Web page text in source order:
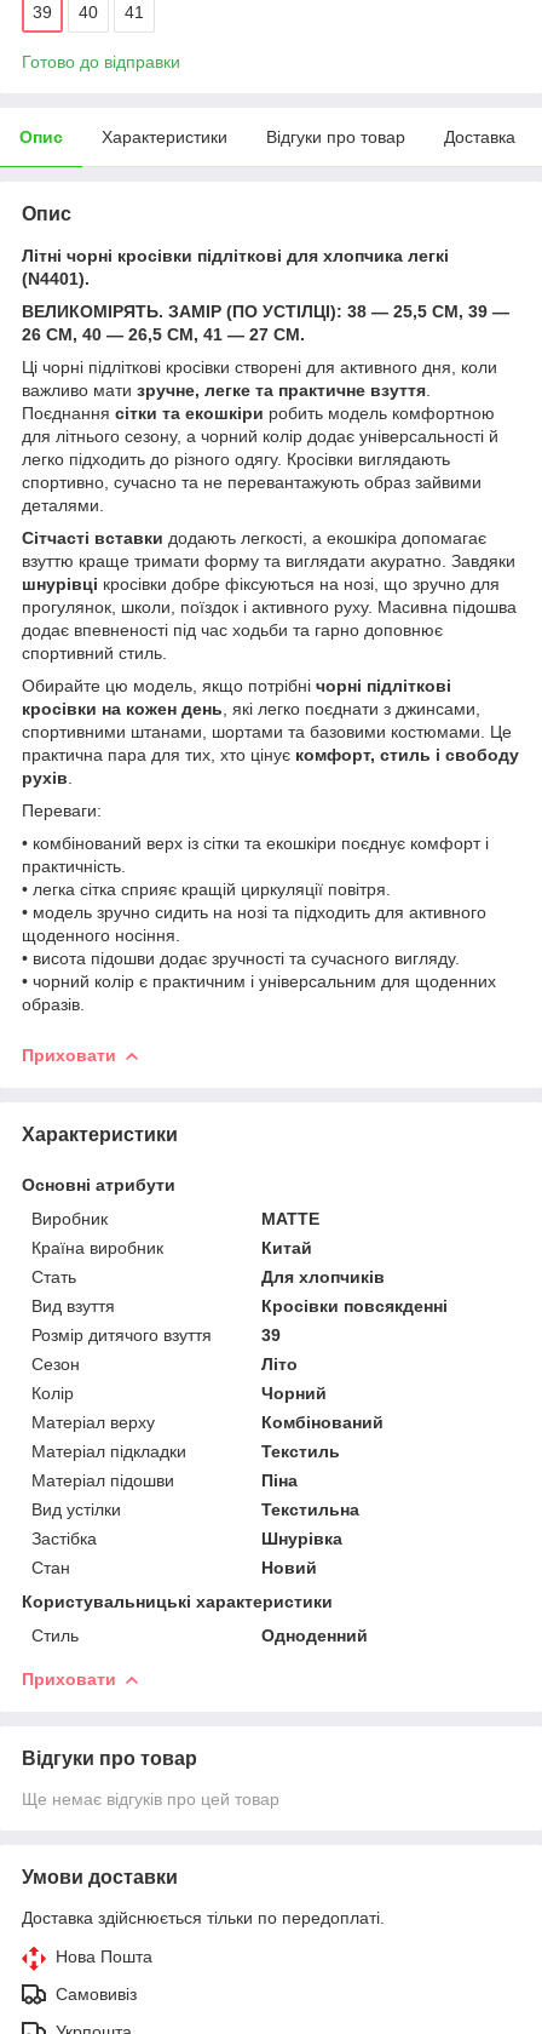
39 40 41
Готово до відправки
Опис Характеристики Відгуки про товар Доставка
Опис
Літні чорні кросівки підліткові для хлопчика легкі
(N4401).
ВЕЛИКОМІРЯТЬ. ЗАМІР (ПО УСТІЛЦІ): 38 — 25,5 СМ, 39 —
26 СМ, 40 — 26,5 СМ, 41 — 27 СМ.
Ці чорні підліткові кросівки створені для активного дня, коли
важливо мати зручне, легке та практичне взуття
Поєднання сітки та екошкіри робить модель комфортною
для літнього сезону, а чорний колір додає універсальності й
легко підходить до різного одягу. Кросівки виглядають
спортивно, сучасно та не перевантажують образ зайвими
деталями.
Сітчасті вставки додають легкості, а екошкіра допомагає
взуттю краще тримати форму та виглядати акуратно. Завдяки
шнурівці кросівки добре фіксуються на нозі, що зручно для
прогулянок, школи, поїздок і активного руху. Масивна підошва
додає впевненості під час ходьби та гарно доповнює
спортивний стиль.
Обирайте цю модель, якщо потрібні чорні підліткові
кросівки на кожен день , які легко поєднати з джинсами,
спортивними штанами, шортами та базовими костюмами. Це
практична пара для тих, хто цінує комфорт, стиль і свободу
рухів
Переваги:
• комбінований верх із сітки та екошкіри поєднує комфорт і
практичність.
• легка сітка сприяє кращій циркуляції повітря.
• модель зручно сидить на нозі та підходить для активного
щоденного носіння.
• висота підошви додає зручності та сучасного вигляду.
• чорний колір є практичним і універсальним для щоденних
образів.
Приховати
Характеристики
Основні атрибути
Виробник
MATTE
Країна виробник
Китай
Стать
Для хлопчиків
Вид взуття
Кросівки повсякденні
Розмір дитячого взуття
39
Сезон
Літо
Колір
Чорний
Матеріал верху
Комбінований
Матеріал підкладки
Текстиль
Матеріал підошви
Піна
Вид устілки
Текстильна
Застібка
Шнурівка
Стан
Новий
Користувальницькі характеристики
Стиль
Одноденний
Приховати
Відгуки про товар
Ще немає відгуків про цей товар
Умови доставки
Доставка здійснюється тільки по передоплаті.
Нова Пошта
Самовивіз